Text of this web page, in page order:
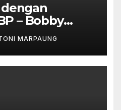
– Bobby
Punya Hak
MARPAUNG